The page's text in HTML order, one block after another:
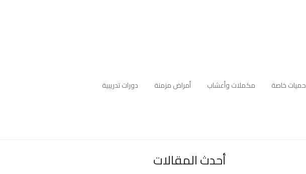
حميات خاصة مكملات وأعشاب أمراض مزمنة
دورات تدريبية
أحدث المقالات